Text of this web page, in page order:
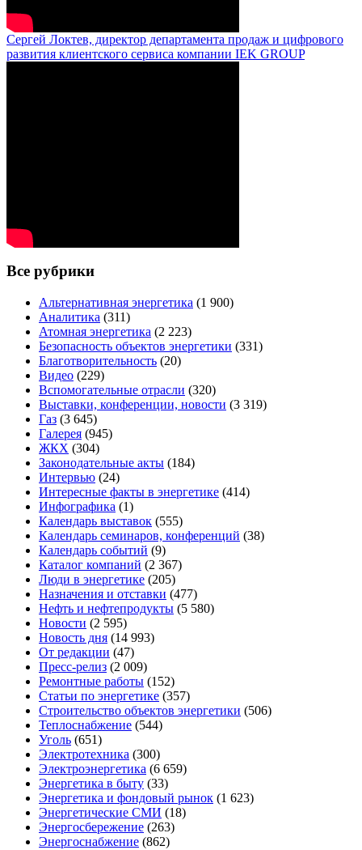
Сергей Локтев, директор департамента продаж и цифрового
развития клиентского сервиса компании IEK GROUP
Все рубрики
Альтернативная энергетика (1 900)
Аналитика (311)
Атомная энергетика (2 223)
Безопасность объектов энергетики (331)
Благотворительность (20)
Видео (229)
Вспомогательные отрасли (320)
Выставки, конференции, новости (3 319)
Газ (3 645)
Галерея (945)
ЖКХ (304)
Законодательные акты (184)
Интервью (24)
Интересные факты в энергетике (414)
Инфографика (1)
Календарь выставок (555)
Календарь семинаров, конференций (38)
Календарь событий (9)
Каталог компаний (2 367)
Люди в энергетике (205)
Назначения и отставки (477)
Нефть и нефтепродукты (5 580)
Новости (2 595)
Новость дня (14 993)
От редакции (47)
Пресс-релиз (2 009)
Ремонтные работы (152)
Статьи по энергетике (357)
Строительство объектов энергетики (506)
Теплоснабжение (544)
Уголь (651)
Электротехника (300)
Электроэнергетика (6 659)
Энергетика в быту (33)
Энергетика и фондовый рынок (1 623)
Энергетические СМИ (18)
Энергосбережение (263)
Энергоснабжение (862)